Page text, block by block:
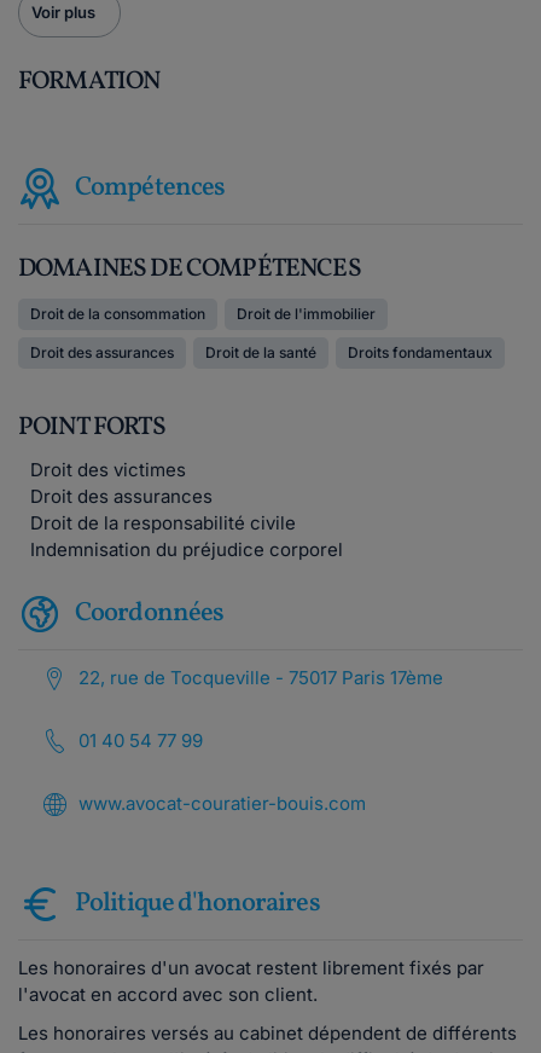
Voir plus
FORMATION
Compétences
DOMAINES DE COMPÉTENCES
Droit de la consommation Droit de l'immobilier
Droit des assurances Droit de la santé Droits fondamentaux
POINT FORTS
Droit des victimes
Droit des assurances
Droit de la responsabilité civile
Indemnisation du préjudice corporel
Coordonnées
22, rue de Tocqueville - 75017 Paris 17ème
01 40 54 77 99
www.avocat-couratier-bouis.com
Politique d'honoraires
Les honoraires d'un avocat restent librement fixés par
l'avocat en accord avec son client.
Les honoraires versés au cabinet dépendent de différents